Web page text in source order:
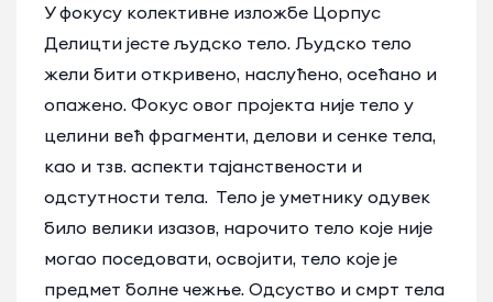
У фокусу колективне изложбе Цорпус
Делицти јесте људско тело. Људско тело
жели бити откривено, наслућено, осећано и
опажено. Фокус овог пројекта није тело у
целини већ фрагменти, делови и сенке тела,
као и тзв. аспекти тајанствености и
одстутности тела. Тело је уметнику одувек
било велики изазов, нарочито тело које није
могао поседовати, освојити, тело које је
предмет болне чежње. Одсуство и смрт тела